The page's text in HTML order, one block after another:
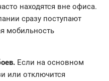
находятся вне офиса.
сразу поступают
мобильность
Если на основном
или отключится